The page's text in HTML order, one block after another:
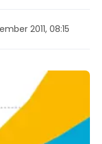
2011, 08:15